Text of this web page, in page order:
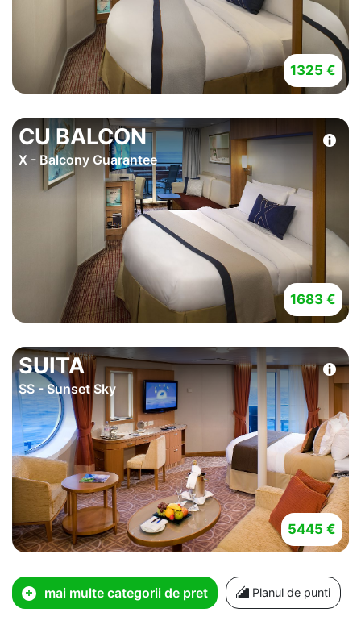
1325 €
CU BALCON
X - Balcony Guarantee
1683 €
SUITA
SS - Sunset Sky
5445 €
mai multe categorii de pret Planul de punti